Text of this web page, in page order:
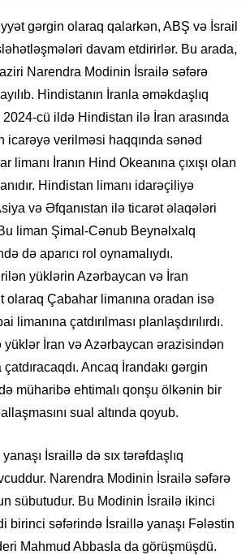
gərgin olaraq qalarkən, ABŞ və İsrail
davam etdirirlər. Bu arada,
Narendra Modinin İsrailə səfərə
Hindistanın İranla əməkdaşlıq
cü ildə Hindistan ilə İran arasında
icarəyə verilməsi haqqında sənəd
limanı İranın Hind Okeanına çıxışı olan
Hindistan limanı idarəçiliyə
və Əfqanıstan ilə ticarət əlaqələri
liman Şimal-Cənub Beynəlxalq
də aparıcı rol oynamalıydı.
yüklərin Azərbaycan və İran
olaraq Çabahar limanına oradan isə
limanına çatdırılması planlaşdırılırdı.
İran və Azərbaycan ərazisindən
Ancaq İrandakı gərgin
müharibə ehtimalı qonşu ölkənin bir
sual altında qoyub.
İsraillə də sıx tərəfdaşlıq
Narendra Modinin İsrailə səfərə
sübutudur. Bu Modinin İsrailə ikinci
birinci səfərində İsraillə yanaşı Fələstin
Mahmud Abbasla da görüşmüşdü.